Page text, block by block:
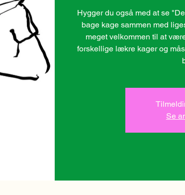
Hygger du også med at se
bage kage sammen med
meget velkommen til at
forskellige lækre kager og
Se